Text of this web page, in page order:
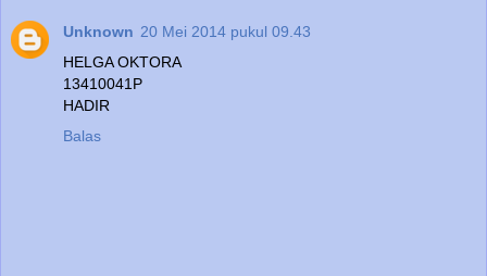
Unknown 20 Mei 2014 pukul 09.43
HELGA OKTORA
13410041P
HADIR
Balas